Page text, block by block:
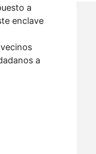
a
enclave
a